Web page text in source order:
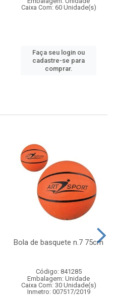
Caixa Com: 60 Unidade(s)
Faça seu login ou
cadastre-se para
comprar.
Bola de basquete n.7 75cm
Código: 841285
Embalagem: Unidade
Caixa Com: 30 Unidade(s)
Inmetro: 007517/2019